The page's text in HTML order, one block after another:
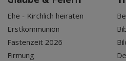
Ehe - Kirchlich heiraten
Erstkommunion
Fastenzeit 2026
Firmung